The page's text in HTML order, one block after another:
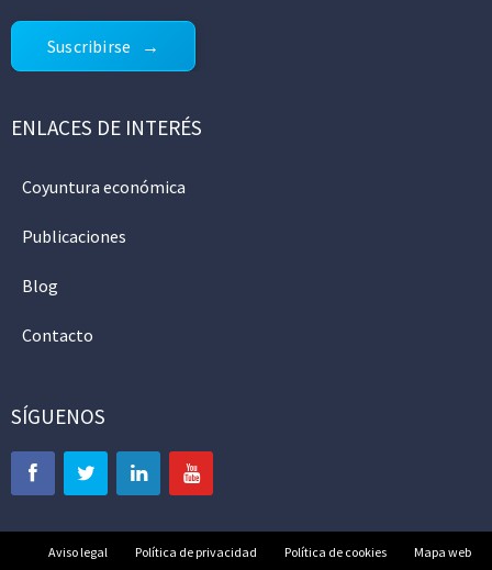
Suscribirse
ENLACES DE INTERÉS
Coyuntura económica
Publicaciones
Blog
Contacto
SÍGUENOS
Aviso legal Política de privacidad Política de cookies Mapa web